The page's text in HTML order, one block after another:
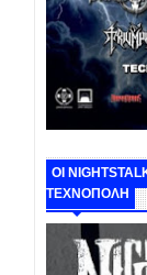
ΟΙ
ΤΕΧΝΟΠΟΛΗ